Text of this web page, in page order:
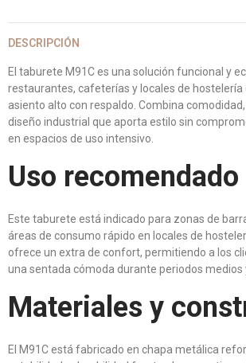
DESCRIPCIÓN
El taburete M91C es una solución funcional y
restaurantes, cafeterías y locales de hostelería
asiento alto con respaldo. Combina
diseño industrial que aporta estilo sin
en espacios de uso intensivo.
Uso recomendado
Este taburete está indicado para zonas de
áreas de consumo rápido en locales de
ofrece un extra de confort, permitiendo a los
una sentada cómoda durante periodos medios
Materiales y
El M91C está fabricado en chapa metálica